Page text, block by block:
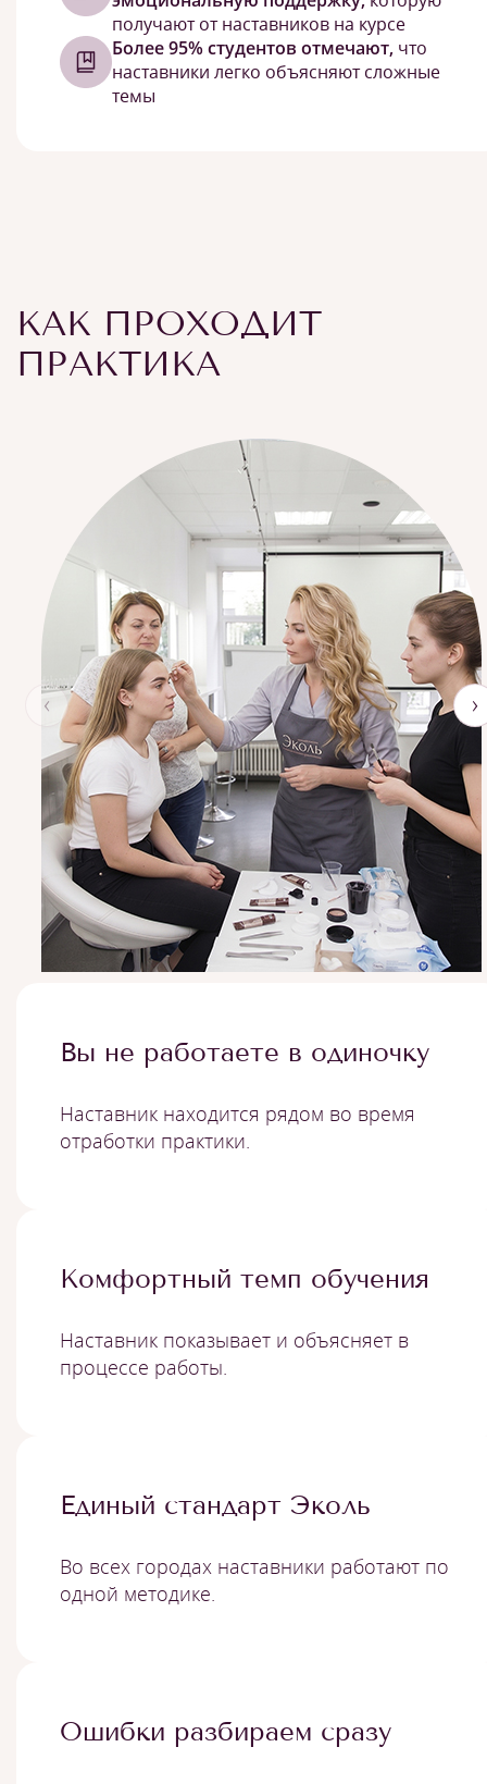
получают от наставников на курсе
Более 95% студентов отмечают, что
наставники легко объясняют сложные
темы
КАК ПРОХОДИТ
ПРАКТИКА
‹ ›
Вы не работаете в одиночку
Наставник находится рядом во время
отработки практики.
Комфортный темп обучения
Наставник показывает и объясняет в
процессе работы.
Единый стандарт Эколь
Во всех городах наставники работают по
одной методике.
Ошибки разбираем сразу